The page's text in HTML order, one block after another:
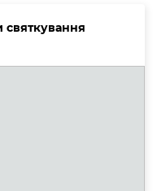
святкування